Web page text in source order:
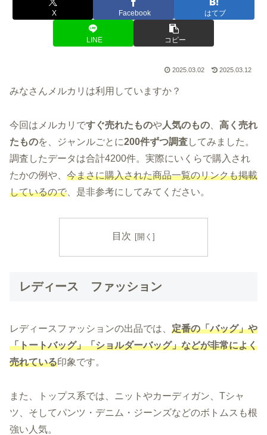
X Facebook はてブ
LINE コピー
2025.03.02 2025.03.12
みなさんメルカリは利用していますか？
今回はメルカリですぐ売れたものや人気のもの
高く売れ
たものを、ジャンルごとに200件ずつ調査してみました。
調査したデータは合計4200件。実際にいくらで購入され
たかの例や、 今まさに購入された商品一覧のリンクも掲載
しているので 、是非参考にしてみてください。
目次
レディース ファッション
レディースファッションの出品では、 定番の「バッグ」や
「トートバッグ」「ショルダーバッグ」などが非常によく
売れている印象です。
また、トップス系では、ニットやカーディガン、Tシャ
ツ、そしてパンツ・デニム・ジーンズなどのボトムスも根
強い人気。